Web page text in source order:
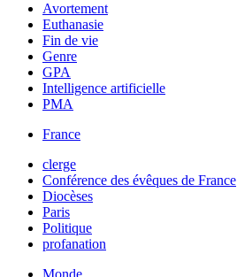
Avortement
Euthanasie
Fin de vie
Genre
GPA
Intelligence artificielle
PMA
France
clerge
Conférence des évêques de France
Diocèses
Paris
Politique
profanation
Monde